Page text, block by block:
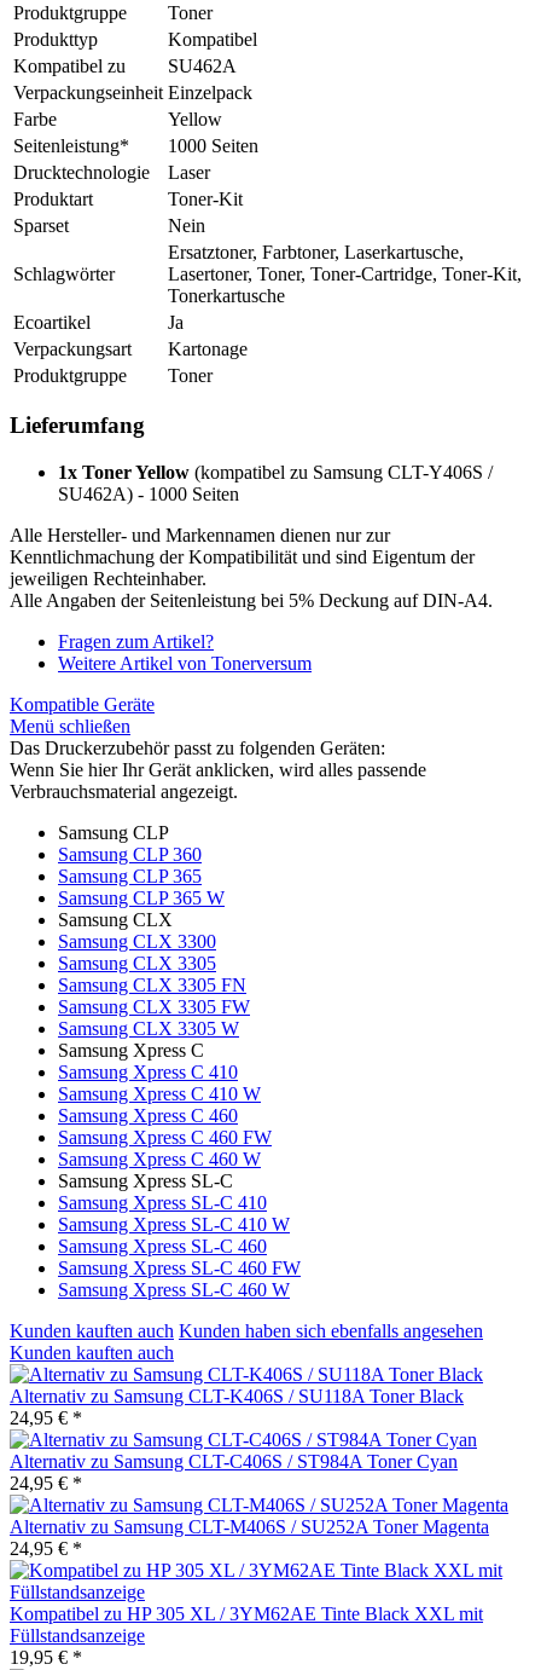
Produktgruppe
Toner
Produkttyp
Kompatibel
Kompatibel zu
SU462A
Verpackungseinheit Einzelpack
Farbe
Yellow
Seitenleistung*
1000 Seiten
Drucktechnologie
Laser
Produktart
Toner-Kit
Sparset
Nein
Schlagwörter
Ersatztoner, Farbtoner, Laserkartusche,
Lasertoner, Toner, Toner-Cartridge, Toner-Kit,
Tonerkartusche
Ecoartikel
Ja
Verpackungsart
Kartonage
Produktgruppe
Toner
Lieferumfang
1x Toner Yellow (kompatibel zu Samsung CLT-Y406S /
SU462A) - 1000 Seiten
Alle Hersteller- und Markennamen dienen nur zur
Kenntlichmachung der Kompatibilität und sind Eigentum der
jeweiligen Rechteinhaber.
Alle Angaben der Seitenleistung bei 5% Deckung auf DIN-A4.
Fragen zum Artikel?
Weitere Artikel von Tonerversum
Kompatible Geräte
Menü schließen
Das Druckerzubehör passt zu folgenden Geräten:
Wenn Sie hier Ihr Gerät anklicken, wird alles passende
Verbrauchsmaterial angezeigt.
Samsung CLP
Samsung CLP 360
Samsung CLP 365
Samsung CLP 365 W
Samsung CLX
Samsung CLX 3300
Samsung CLX 3305
Samsung CLX 3305 FN
Samsung CLX 3305 FW
Samsung CLX 3305 W
Samsung Xpress C
Samsung Xpress C 410
Samsung Xpress C 410 W
Samsung Xpress C 460
Samsung Xpress C 460 FW
Samsung Xpress C 460 W
Samsung Xpress SL-C
Samsung Xpress SL-C 410
Samsung Xpress SL-C 410 W
Samsung Xpress SL-C 460
Samsung Xpress SL-C 460 FW
Samsung Xpress SL-C 460 W
Kunden kauften auch Kunden haben sich ebenfalls angesehen
Kunden kauften auch
Alternativ zu Samsung CLT-K406S / SU118A Toner Black
24,95 € *
Alternativ zu Samsung CLT-C406S / ST984A Toner Cyan
24,95 € *
Alternativ zu Samsung CLT-M406S / SU252A Toner Magenta
24,95 € *
Kompatibel zu HP 305 XL / 3YM62AE Tinte Black XXL mit
Füllstandsanzeige
19,95 € *